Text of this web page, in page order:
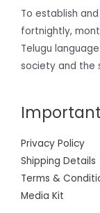
To establish
fortnightly,
Telugu
society and the
Privacy Policy
Shipping Details
Terms &
Media Kit